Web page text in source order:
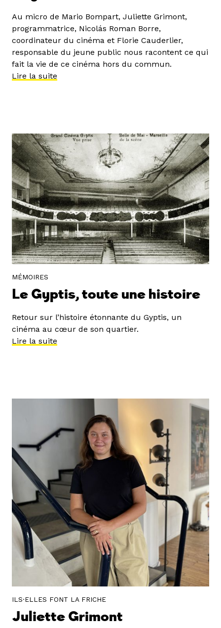
Au micro de Mario Bompart, Juliette Grimont,
programmatrice, Nicolás Roman Borre,
coordinateur du cinéma et Florie Cauderlier,
responsable du jeune public nous racontent ce qui
fait la vie de ce cinéma hors du commun.
Lire la suite
MÉMOIRES
Le Gyptis, toute une histoire
Retour sur l’histoire étonnante du Gyptis, un
cinéma au cœur de son quartier.
Lire la suite
ILS·ELLES FONT LA FRICHE
Juliette Grimont